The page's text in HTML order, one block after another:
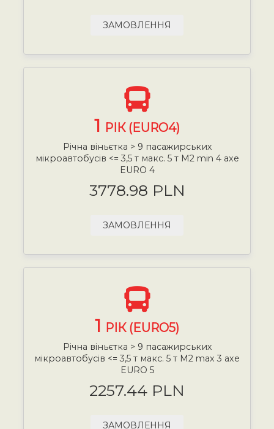
ЗАМОВЛЕННЯ
1 РІК (EURO4)
Річна віньєтка > 9 пасажирських
мікроавтобусів <= 3,5 т макс. 5 т М2 min 4 axe
EURO 4
3778.98 PLN
ЗАМОВЛЕННЯ
1 РІК (EURO5)
Річна віньєтка > 9 пасажирських
мікроавтобусів <= 3,5 т макс. 5 т М2 max 3 axe
EURO 5
2257.44 PLN
ЗАМОВЛЕННЯ